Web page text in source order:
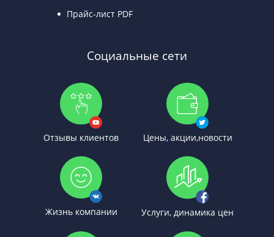
Прайс-лист PDF
Социальные сети
Отзывы клиентов Цены, акции,новости
Жизнь компании Услуги, динамика цен